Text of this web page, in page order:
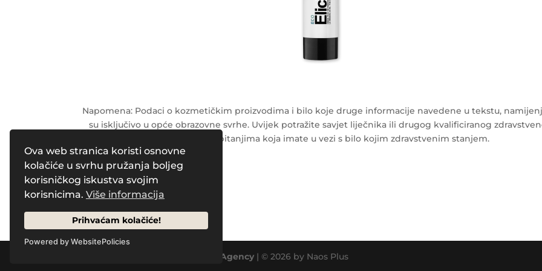
Ova web stranica koristi osnovne
kolačiće u svrhu pružanja boljeg
korisničkog iskustva svojim
korisnicima. Više informacija
Prihvaćam kolačiće!
Powered by WebsitePolicies
Napomena: Podaci o kozmetičkim proizvodima i bilo koje druge informacije navedene u tekstu,
su isključivo u opće obrazovne svrhe. Uvijek potražite savjet liječnika ili drugog kvalificiranog
radnika o svim pitanjima koja imate u vezi s bilo kojim zdravstvenim stanjem.
Powered byPleasure Magazines
Creative Pleasure Agency | © 2026 by Naos Plus